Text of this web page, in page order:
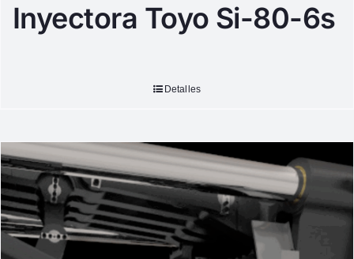
Inyectora Toyo Si-80-6s
Detalles